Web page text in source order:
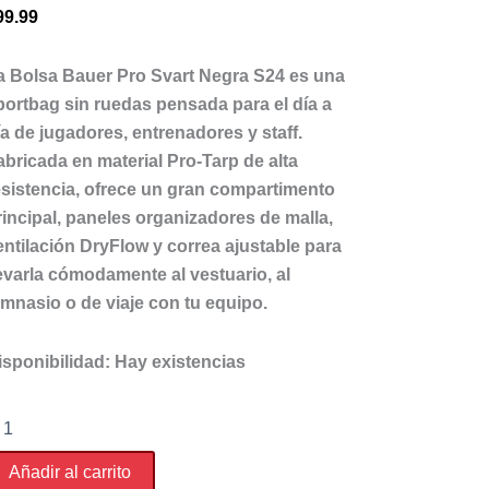
Bolsa Bauer Pro Svart Negra S24es una
sin ruedas pensada para el día a
de jugadores, entrenadores y staff.
en material Pro-Tarp de alta
ofrece un gran compartimento
paneles organizadores de malla,
DryFlow y correa ajustable para
cómodamente al vestuario, al
o de viaje con tu equipo.
Hay existencias
Añadir al carrito